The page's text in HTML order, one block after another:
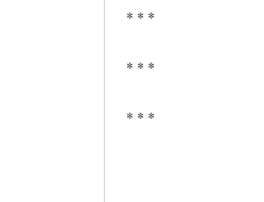
* * *
* * *
* * *